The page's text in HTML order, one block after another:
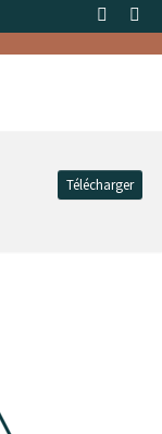
Télécharger